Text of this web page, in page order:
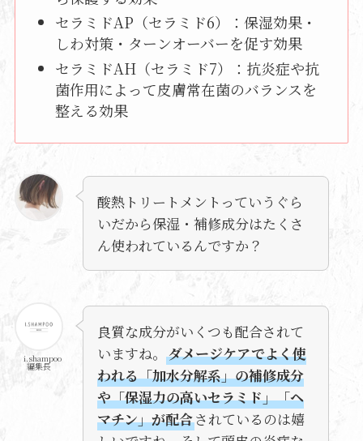
セラミドAP（セラミド6）：保湿効果・
しわ対策・ターンオーバーを促す効果
セラミドAH（セラミド7）：抗炎症や抗
菌作用によって皮膚常在菌のバランスを
整える効果
酸熱トリートメントっていうぐら
いだから保湿・補修成分はたくさ
ん使われているんですか？
i.shampoo
編集長
良質な成分がいくつも配合されて
いますね。 ダメージケアでよく使
われる「加水分解系」の補修成分
や「保湿力の高いセラミド」「ヘ
マチン」が配合されているのは嬉